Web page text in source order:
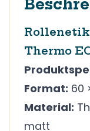
Thermo
Format: 60
Material:
matt